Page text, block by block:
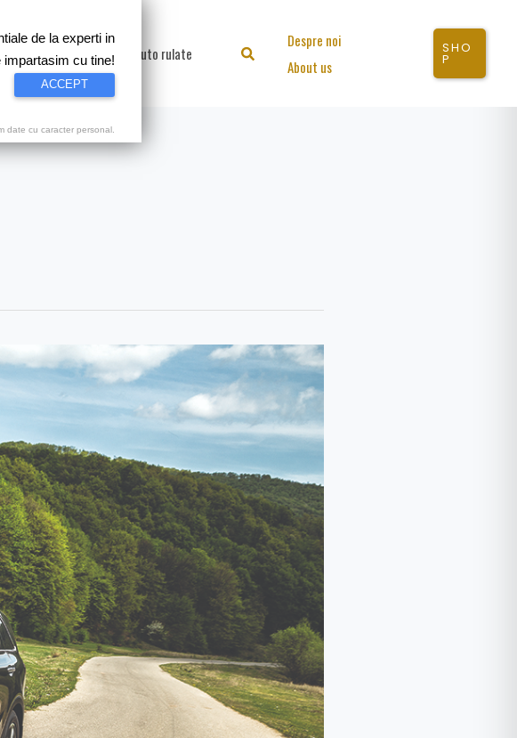
speciale Video Auto rulate Search
Despre noi
About us
SHO
P
de la experti in
cu tine!
ACCEPT
date cu caracter personal.